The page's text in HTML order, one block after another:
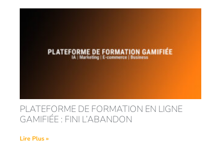
PLATEFORME DE FORMATION EN LIGNE
GAMIFIÉE : FINI L’ABANDON
Lire Plus »